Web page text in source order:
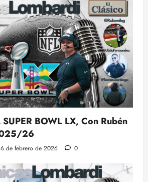
BOWL LX, Con Rubén
26
6 de febrero de 2026 0